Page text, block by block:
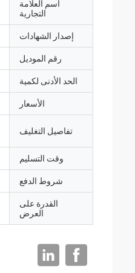
اسم العلامة
التجارية
إصدار الشهادات
رقم الموديل
الحد الأدنى لكمية
الأسعار
تفاصيل التغليف
وقت التسليم
شروط الدفع
القدرة على
العرض